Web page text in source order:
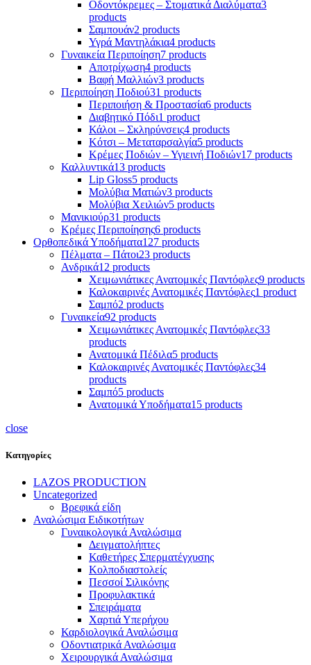
Οδοντόκρεμες – Στοματικά Διαλύματα3
products
Σαμπουάν2 products
Υγρά Μαντηλάκια4 products
Γυναικεία Περιποίηση7 products
Αποτρίχωση4 products
Βαφή Μαλλιών3 products
Περιποίηση Ποδιού31 products
Περιποιήση & Προστασία6 products
Διαβητικό Πόδι1 product
Κάλοι – Σκληρύνσεις4 products
Κότσι – Μεταταρσαλγία5 products
Κρέμες Ποδιών – Υγιεινή Ποδιών17 products
Καλλυντικά13 products
Lip Gloss5 products
Μολύβια Ματιών3 products
Μολύβια Χειλιών5 products
Μανικιούρ31 products
Κρέμες Περιποίησης6 products
Ορθοπεδικά Υποδήματα127 products
Πέλματα – Πάτοι23 products
Ανδρικά12 products
Χειμωνιάτικες Ανατομικές Παντόφλες9 products
Καλοκαιρινές Ανατομικές Παντόφλες1 product
Σαμπό2 products
Γυναικεία92 products
Χειμωνιάτικες Ανατομικές Παντόφλες33
products
Ανατομικά Πέδιλα5 products
Καλοκαιρινές Ανατομικές Παντόφλες34
products
Σαμπό5 products
Ανατομικά Υποδήματα15 products
close
Κατηγορίες
LAZOS PRODUCTION
Uncategorized
Βρεφικά είδη
Αναλώσιμα Ειδικοτήτων
Γυναικολογικά Αναλώσιμα
Δειγματολήπτες
Καθετήρες Σπερματέγχυσης
Κολποδιαστολείς
Πεσσοί Σιλικόνης
Προφυλακτικά
Σπειράματα
Χαρτιά Υπερήχου
Καρδιολογικά Αναλώσιμα
Οδοντιατρικά Αναλώσιμα
Χειρουργικά Αναλώσιμα